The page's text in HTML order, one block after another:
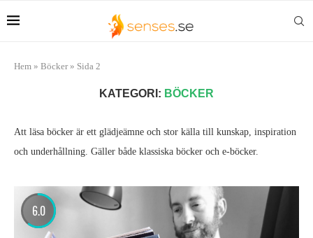
Hem » Böcker» Sida 2
KATEGORI: BÖCKER
Att läsa böcker är ett glädjeämne och stor källa till kunskap, inspiration
och underhållning. Gäller både klassiska böcker och e-böcker.
6.0